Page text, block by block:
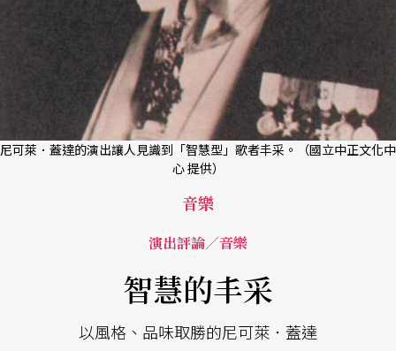
尼可萊．蓋達的演出讓人見識到「智慧型」歌者丰采。（國立中正文化中
心 提供）
音樂
演出評論／音樂
智慧的丰采
以風格、品味取勝的尼可萊．蓋達